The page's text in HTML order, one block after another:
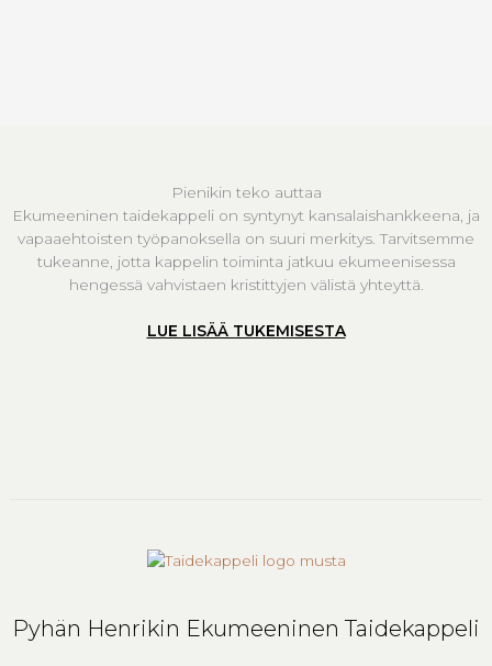
Pienikin teko auttaa
Ekumeeninen taidekappeli on syntynyt kansalaishankkeena, ja
vapaaehtoisten työpanoksella on suuri merkitys. Tarvitsemme
tukeanne, jotta kappelin toiminta jatkuu ekumeenisessa
hengessä vahvistaen kristittyjen välistä yhteyttä.
LUE LISÄÄ TUKEMISESTA
Pyhän Henrikin Ekumeeninen Taidekappeli